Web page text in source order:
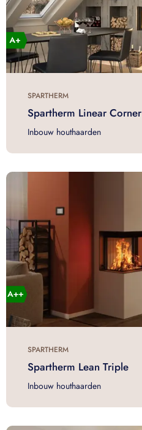
SPARTHERM
Spartherm Linear Corner
Inbouw houthaarden
SPARTHERM
Spartherm Lean Triple
Inbouw houthaarden